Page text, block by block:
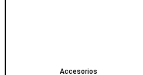
Accesorios